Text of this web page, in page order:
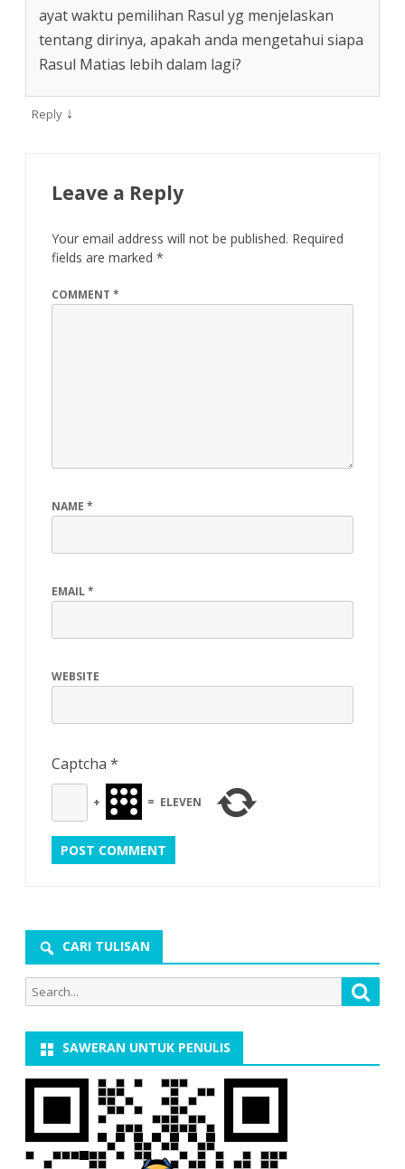
ayat waktu pemilihan Rasul yg menjelaskan
tentang dirinya, apakah anda mengetahui siapa
Rasul Matias lebih dalam lagi?
Reply ↓
Leave a Reply
Your email address will not be published. Required
fields are marked *
COMMENT *
NAME *
EMAIL*
WEBSITE
Captcha *
+ = ELEVEN
CARI TULISAN
Search
for:
SAWERAN UNTUK PENULIS